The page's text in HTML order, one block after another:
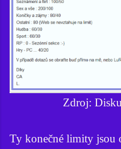
Zdroj:
Ty konečné limity jsou